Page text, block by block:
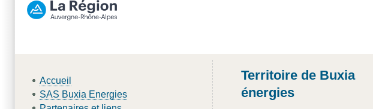
Accueil
SAS Buxia Energies
Territoire de Buxia
énergies